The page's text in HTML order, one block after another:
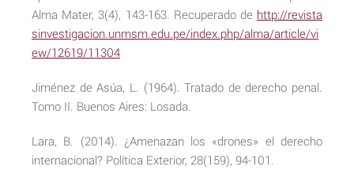
Alma Mater, 3(4), 143-163. Recuperado de http://revista
sinvestigacion.unmsm.edu.pe/index.php/alma/article/vi
ew/12619/11304
Jiménez de Asúa, L. (1964). Tratado de derecho penal.
Tomo II. Buenos Aires: Losada.
Lara, B. (2014). ¿Amenazan los «drones» el derecho
internacional? Política Exterior, 28(159), 94-101.